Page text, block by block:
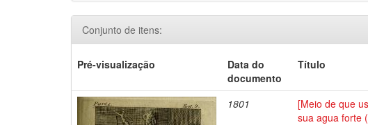
Conjunto de itens:
Pré-visualização
Data do
documento
Título
1801
[Meio de que
sua agua forte